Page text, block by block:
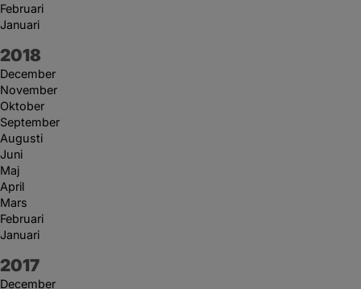
Februari
Januari
År:
2018
December
November
Oktober
September
Augusti
Juni
Maj
April
Mars
Februari
Januari
År:
2017
December